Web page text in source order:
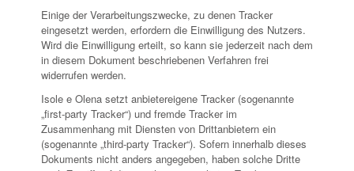
Einige der Verarbeitungszwecke, zu denen Tracker
eingesetzt werden, erfordern die Einwilligung des Nutzers.
Wird die Einwilligung erteilt, so kann sie jederzeit nach dem
in diesem Dokument beschriebenen Verfahren frei
widerrufen werden.
Isole e Olena setzt anbietereigene Tracker (sogenannte
„first-party Tracker“) und fremde Tracker im
Zusammenhang mit Diensten von Drittanbietern ein
(sogenannte „third-party Tracker“). Sofern innerhalb dieses
Dokuments nicht anders angegeben, haben solche Dritte